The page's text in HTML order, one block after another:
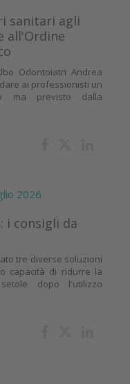
sanitari agli
all'Ordine
Odontoiatri Andrea
ai professionisti un
ma previsto dalla
2026
i consigli da
tre diverse soluzioni
capacità di ridurre la
dopo l'utilizzo